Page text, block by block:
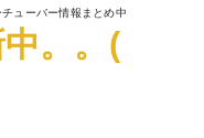
ューバー情報まとめ中
。。(